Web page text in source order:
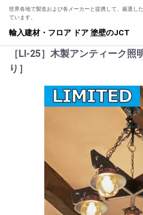
世界各地で製造および各メーカーと提携して、厳選し
ています。
輸入建材・フロア ドア 塗壁のJCT
［LI-25］木製アンティーク
り］